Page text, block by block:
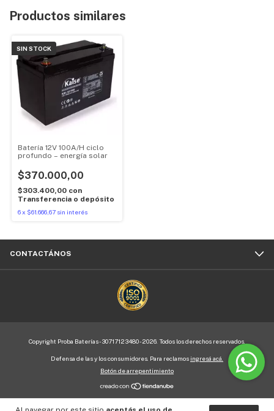
Productos similares
SIN STOCK
Batería 12V 100A/H ciclo
profundo – energía solar
$370.000,00
$303.400,00 con
Transferencia o depósito
6x $61.666,67 sin interés
CONTACTÁNOS
Copyright Proba Baterías - 30717123480 - 2026. Todos los derechos reservados.
Defensa de las y los consumidores. Para reclamos ingresá acá.
Botón de arrepentimiento